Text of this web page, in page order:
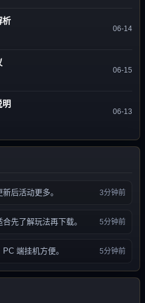
析
06-14
06-15
06-13
后活动更多。 3分钟前
先了解玩法再下载。 5分钟前
端挂机方便。 5分钟前